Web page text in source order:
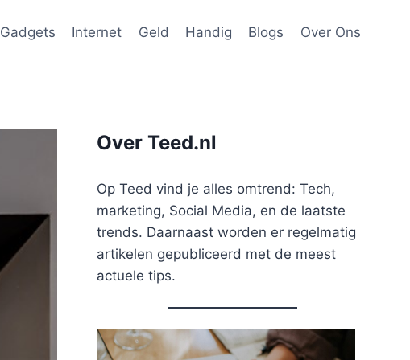
Gadgets Internet Geld Handig Blogs Over Ons
Over Teed.nl
Op Teed vind je alles omtrend: Tech,
marketing, Social Media, en de laatste
trends. Daarnaast worden er regelmatig
artikelen gepubliceerd met de meest
actuele tips.